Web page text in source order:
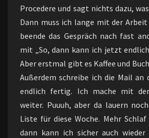
Procedere und sagt nichts dazu,
Dann muss ich lange mit der
beende das Gespräch nach fast
mit „So, dann kann ich jetzt
Aber erstmal gibt es Kaffee und
Außerdem schreibe ich die Mail an
endlich fertig. Ich mache mit
weiter. Puuuh, aber da lauern
Liste für diese Woche. Mehr
dann kann ich sicher auch